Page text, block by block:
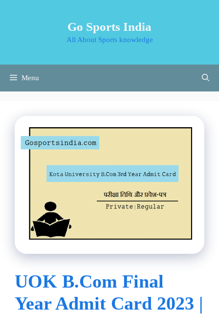
Go Sports India
All About Sports knowledge
Menu
UOK B.Com Final
Year Admit Card 2023 |